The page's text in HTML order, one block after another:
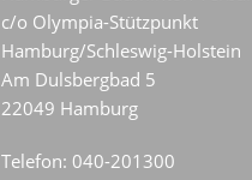
c/o Olympia-Stützpunkt
Hamburg/Schleswig-Holstein
Am Dulsbergbad 5
22049 Hamburg
Telefon: 040-201300